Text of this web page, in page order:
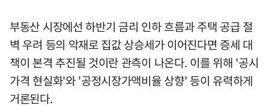
부동산 시장에선 하반기 금리 인하 흐름과 주택 공급 절
벽 우려 등의 악재로 집값 상승세가 이어진다면 증세 대
책이 본격 추진될 것이란 관측이 나온다. 이를 위해 '공시
가격 현실화'와 '공정시장가액비율 상향' 등이 유력하게
거론된다.